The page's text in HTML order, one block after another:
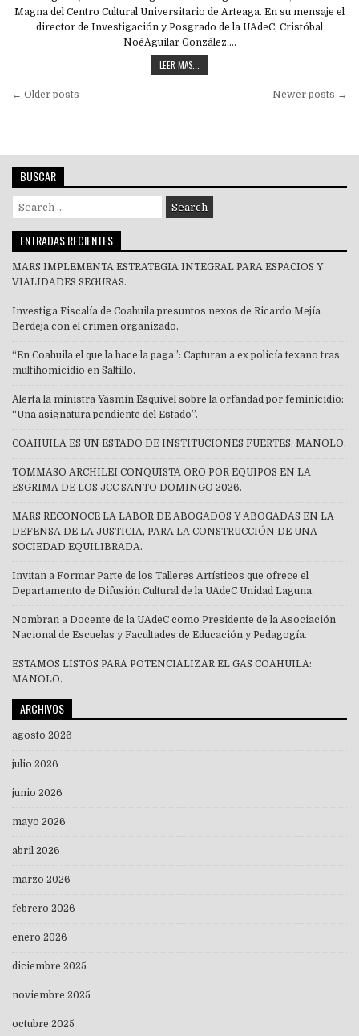
Magna del Centro Cultural Universitario de Arteaga. En su mensaje el
director de Investigación y Posgrado de la UAdeC, Cristóbal
NoéAguilar González,…
LEER MAS...
Navegación
← Older posts Newer posts →
BUSCAR
Search
for:
ENTRADAS RECIENTES
MARS IMPLEMENTA ESTRATEGIA INTEGRAL PARA ESPACIOS Y
VIALIDADES SEGURAS.
Investiga Fiscalía de Coahuila presuntos nexos de Ricardo Mejía
Berdeja con el crimen organizado.
“En Coahuila el que la hace la paga”: Capturan a ex policía texano tras
multihomicidio en Saltillo.
Alerta la ministra Yasmín Esquivel sobre la orfandad por feminicidio:
“Una asignatura pendiente del Estado”.
COAHUILA ES UN ESTADO DE INSTITUCIONES FUERTES: MANOLO.
TOMMASO ARCHILEI CONQUISTA ORO POR EQUIPOS EN LA
ESGRIMA DE LOS JCC SANTO DOMINGO 2026.
MARS RECONOCE LA LABOR DE ABOGADOS Y ABOGADAS EN LA
DEFENSA DE LA JUSTICIA, PARA LA CONSTRUCCIÓN DE UNA
SOCIEDAD EQUILIBRADA.
Invitan a Formar Parte de los Talleres Artísticos que ofrece el
Departamento de Difusión Cultural de la UAdeC Unidad Laguna.
Nombran a Docente de la UAdeC como Presidente de la Asociación
Nacional de Escuelas y Facultades de Educación y Pedagogía.
ESTAMOS LISTOS PARA POTENCIALIZAR EL GAS COAHUILA:
MANOLO.
ARCHIVOS
agosto 2026
julio 2026
junio 2026
mayo 2026
abril 2026
marzo 2026
febrero 2026
enero 2026
diciembre 2025
noviembre 2025
octubre 2025